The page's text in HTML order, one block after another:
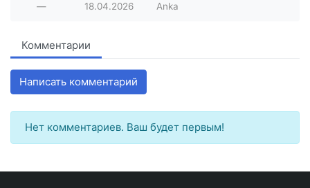
— 18.04.2026 Anka
Комментарии
Написать комментарий
Нет комментариев. Ваш будет первым!